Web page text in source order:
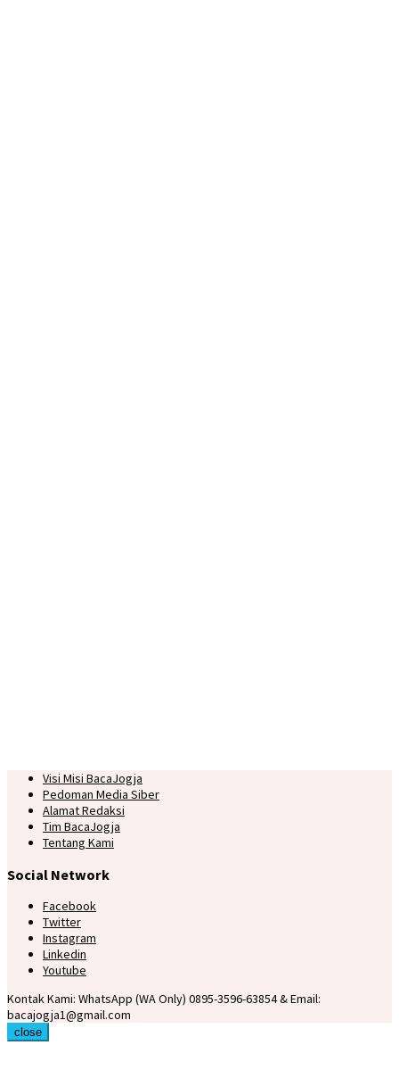
Visi Misi BacaJogja
Pedoman Media Siber
Alamat Redaksi
Tim BacaJogja
Tentang Kami
Social Network
Facebook
Twitter
Instagram
Linkedin
Youtube
Kontak Kami: WhatsApp (WA Only) 0895-3596-63854 & Email:
bacajogja1@gmail.com
close